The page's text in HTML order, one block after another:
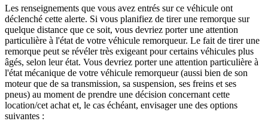
Les renseignements que vous avez entrés sur ce véhicule ont
déclenché cette alerte. Si vous planifiez de tirer une remorque sur
quelque distance que ce soit, vous devriez porter une attention
particulière à l'état de votre véhicule remorqueur. Le fait de tirer une
remorque peut se révéler très exigeant pour certains véhicules plus
âgés, selon leur état. Vous devriez porter une attention particulière à
l'état mécanique de votre véhicule remorqueur (aussi bien de son
moteur que de sa transmission, sa suspension, ses freins et ses
pneus) au moment de prendre une décision concernant cette
location/cet achat et, le cas échéant, envisager une des options
suivantes :